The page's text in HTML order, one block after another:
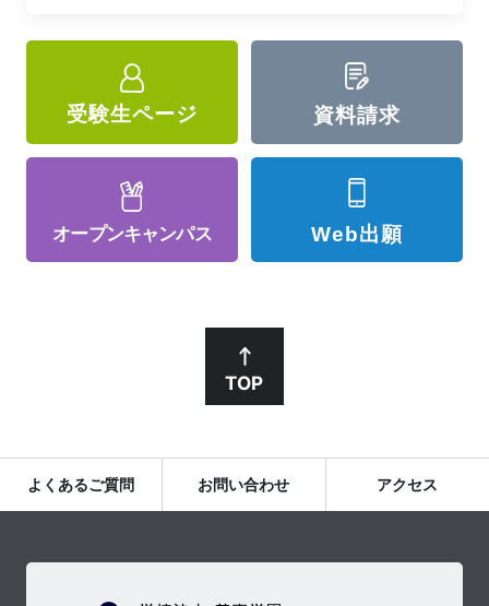
受験生ページ 資料請求
オープンキャンパス Web出願
TOP
よくあるご質問 お問い合わせ アクセス